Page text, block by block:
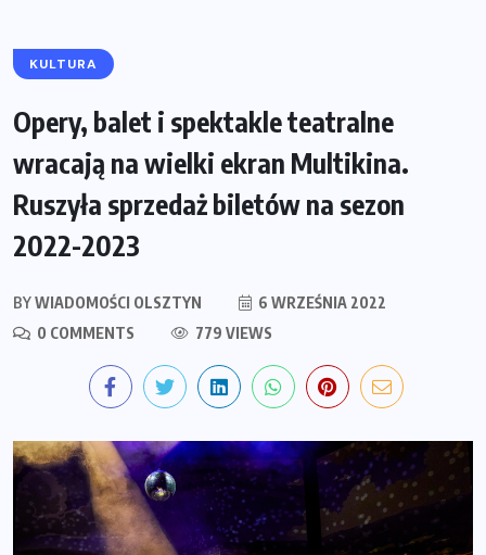
KULTURA
Opery, balet i spektakle teatralne
wracają na wielki ekran Multikina.
Ruszyła sprzedaż biletów na sezon
2022-2023
BYWIADOMOŚCI OLSZTYN
6 WRZEŚNIA 2022
0 COMMENTS
779 VIEWS